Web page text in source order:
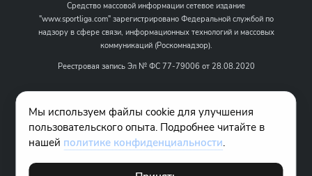
Средство массовой информации сетевое издание
"www.sportliga.com" зарегистрировано Федеральной службой по
надзору в сфере связи, информационных технологий и массовых
коммуникаций (Роскомнадзор).
Реестровая запись Эл № ФС 77-79006 от 28.08.2020
Название - www.sportliga.com
Учредитель СМИ сетевого издания "www.sportliga.com": ИП Чамин
О.Н.
Главный редактор СМИ сетевого издания "www.sportliga.com":
Хаимов Д.И.
Мы используем файлы cookie для улучшения
пользовательского опыта. Подробнее читайте в
нашей политике конфиденциальности.